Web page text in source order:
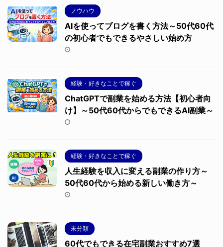
ノウハウ
AIを使ってブログを書く方法～50代60代
の初心者でもできるやさしい始め方
経験・好きなことで稼ぐ
ChatGPTで副業を始める方法【初心者向
け】～50代60代からでもできるAI副業～
経験・好きなことで稼ぐ
人生経験を収入に変える副業の作り方～
50代60代から始める新しい働き方～
未分類
60代でもできる在宅副業おすすめ7選